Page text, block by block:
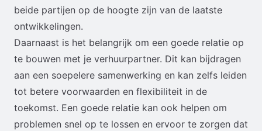
beide partijen op de hoogte zijn van de laatste
ontwikkelingen.
Daarnaast is het belangrijk om een goede relatie op
te bouwen met je verhuurpartner. Dit kan bijdragen
aan een soepelere samenwerking en kan zelfs leiden
tot betere voorwaarden en flexibiliteit in de
toekomst. Een goede relatie kan ook helpen om
problemen snel op te lossen en ervoor te zorgen dat